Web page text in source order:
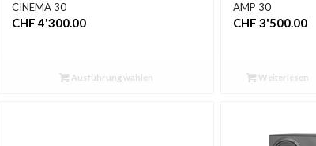
CINEMA 30
CHF4'300.00
Ausführung wählen
AMP 30
CHF 3'500.00
Weiterlesen